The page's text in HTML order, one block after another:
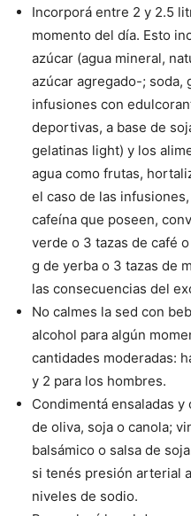
Incorporá entre 2 y 2.5
momento del día. Esto
azúcar (agua mineral,
azúcar agregado-; soda,
infusiones con
deportivas, a base de
gelatinas light) y los
agua como frutas,
el caso de las
cafeína que poseen,
verde o 3 tazas de café
g de yerba o 3 tazas de
las consecuencias del
No calmes la sed con
alcohol para algún
cantidades moderadas:
y 2 para los hombres.
Condimentá ensaladas
de oliva, soja o canola;
balsámico o salsa de
si tenés presión arterial
niveles de sodio.